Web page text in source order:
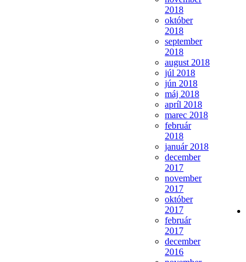
2018
október
2018
september
2018
august 2018
júl 2018
jún 2018
máj 2018
apríl 2018
marec 2018
február
2018
január 2018
december
2017
november
2017
október
2017
február
2017
december
2016